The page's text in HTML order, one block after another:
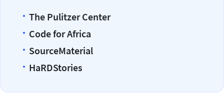
The Pulitzer Center
Code for Africa
SourceMaterial
HaRDStories